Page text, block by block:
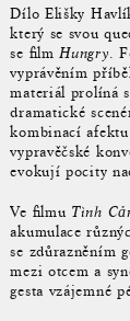
Dílo Elišky
který se svou
se filmHungry.
vyprávěním
materiál prolíná
dramatické
kombinací
vypravěčské
evokují pocity
Ve filmu Tình
akumulace
se zdůrazněním
mezi otcem a
gesta vzájemné